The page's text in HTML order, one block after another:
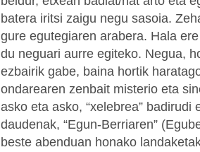
batera iritsi zaigu negu sasoia.
gure egutegiaren arabera. Hala
du neguari aurre egiteko. Negua,
ezbairik gabe, baina hortik
ondarearen zenbait misterio eta
asko eta asko, “xelebrea” badirudi
daudenak, “Egun-Berriaren”
beste abenduan honako